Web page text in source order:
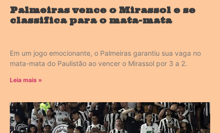
Palmeiras vence o Mirassol e se
classifica para o mata-mata
Em um jogo emocionante, o Palmeiras garantiu sua vaga no
mata-mata do Paulistão ao vencer o Mirassol por 3 a 2.
Leia mais »